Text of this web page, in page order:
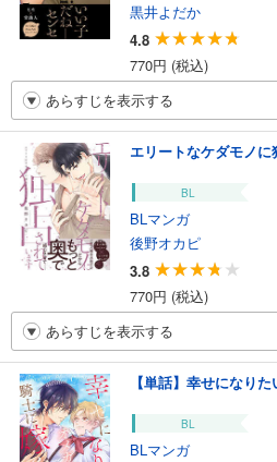
黒井よだか
4.8
770円 (税込)
あらすじを表示する
エリートなケダモノ
BL
BLマンガ
後野オカピ
3.8
770円 (税込)
あらすじを表示する
【単話】幸せになり
BL
BLマンガ